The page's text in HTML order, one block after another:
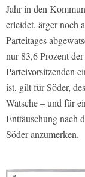
Jahr in den
erleidet, ärger noch
Parteitages
nur 83,6 Prozent
Parteivorsitzenden
ist, gilt für Söder,
Watsche – und für
Enttäuschung nach
Söder anzumerken.